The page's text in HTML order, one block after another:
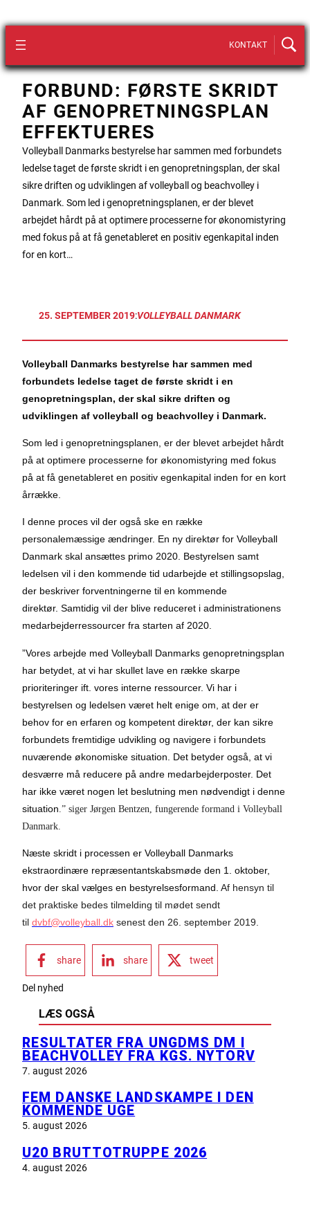
KONTAKT
FORBUND: FØRSTE SKRIDT
AF GENOPRETNINGSPLAN
EFFEKTUERES
Volleyball Danmarks bestyrelse har sammen med forbundets
ledelse taget de første skridt i en genopretningsplan, der skal
sikre driften og udviklingen af volleyball og beachvolley i
Danmark. Som led i genopretningsplanen, er der blevet
arbejdet hårdt på at optimere processerne for økonomistyring
med fokus på at få genetableret en positiv egenkapital inden
for en kort…
25. SEPTEMBER 2019:VOLLEYBALL DANMARK
Volleyball Danmarks bestyrelse har sammen med
forbundets ledelse taget de første skridt i en
genopretningsplan, der skal sikre driften og
udviklingen af volleyball og beachvolley i Danmark.
Som led i genopretningsplanen, er der blevet arbejdet hårdt
på at optimere processerne for økonomistyring med fokus
på at få genetableret en positiv egenkapital inden for en kort
årrække.
I denne proces vil der også ske en række
personalemæssige ændringer. En ny direktør for Volleyball
Danmark skal ansættes primo 2020. Bestyrelsen samt
ledelsen vil i den kommende tid udarbejde et stillingsopslag,
der beskriver forventningerne til en kommende
direktør. Samtidig vil der blive reduceret i administrationens
medarbejderressourcer fra starten af 2020.
”Vores arbejde med Volleyball Danmarks genopretningsplan
har betydet, at vi har skullet lave en række skarpe
prioriteringer ift. vores interne ressourcer. Vi har i
bestyrelsen og ledelsen været helt enige om, at der er
behov for en erfaren og kompetent direktør, der kan sikre
forbundets fremtidige udvikling og navigere i forbundets
nuværende økonomiske situation . Det betyder også, at vi
desværre må reducere på andre medarbejderposter. Det
har ikke været nogen let beslutning men nødvendigt i denne
situation .” siger Jørgen Bentzen, fungerende formand i Volleyball
Danmark.
Næste skridt i processen er Volleyball Danmarks
ekstraordinære repræsentantskabsmøde den 1. oktober,
hvor der skal vælges en bestyrelsesformand. Af hensyn til
det praktiske bedes tilmelding til mødet sendt
til dvbf@volleyball.dk senest den 26. september 2019.
share share tweet
Del nyhed
LÆS OGSÅ
RESULTATER FRA UNGDMS DM I
BEACHVOLLEY FRA KGS. NYTORV
7. august 2026
FEM DANSKE LANDSKAMPE I DEN
KOMMENDE UGE
5. august 2026
U20 BRUTTOTRUPPE 2026
4. august 2026